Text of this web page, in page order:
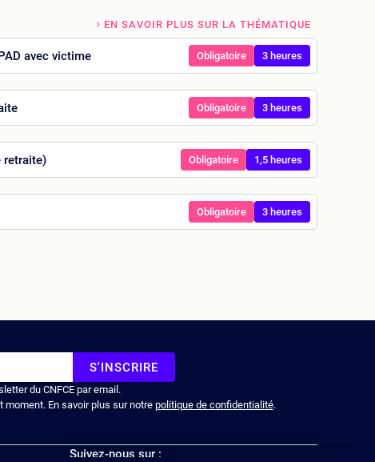
EN SAVOIR PLUS SUR LA THÉMATIQUE
avec victime Obligatoire 3 heures
Obligatoire 3 heures
retraite) Obligatoire 1,5 heures
Obligatoire 3 heures
S'INSCRIRE
du CNFCE par email.
En savoir plus sur notrepolitique de confidentialité.
Suivez-nous sur :